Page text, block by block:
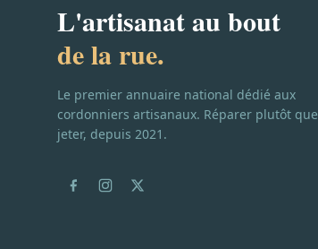
L'artisanat au bout
de la rue.
Le premier annuaire national dédié aux
cordonniers artisanaux. Réparer plutôt que
jeter, depuis 2021.